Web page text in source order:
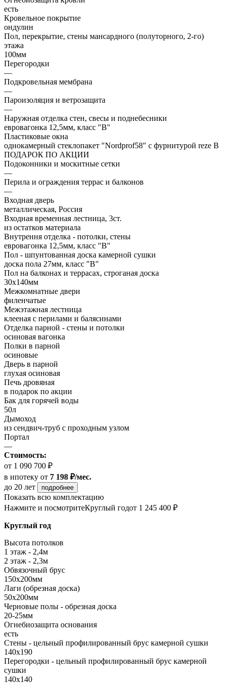
есть
Кровельное покрытие
ондулин
Пол, перекрытие, стены мансардного (полуторного, 2-го)
этажа
100мм
Перегородки
—
Подкровельная мембрана
—
Пароизоляция и ветрозащита
—
Наружная отделка стен, свесы и поднебесники
евровагонка 12,5мм, класс "В"
Пластиковые окна
однокамерный стеклопакет "Nordprof58" с фурнитурой reze В
ПОДАРОК ПО АКЦИИ
Подоконники и москитные сетки
—
Перила и ограждения террас и балконов
—
Входная дверь
металлическая, Россия
Входная временная лестница, 3ст.
из остатков материала
Внутрення отделка - потолки, стены
евровагонка 12,5мм, класс "В"
Пол - шпунтованная доска камерной сушки
доска пола 27мм, класс "B"
Пол на балконах и террасах, строганая доска
30x140мм
Межкомнатные двери
филенчатые
Межэтажная лестница
клееная с перилами и балясинами
Отделка парной - стены и потолки
осиновая вагонка
Полки в парной
осиновые
Дверь в парной
глухая осиновая
Печь дровяная
в подарок по акции
Бак для горячей воды
50л
Дымоход
из сендвич-труб с проходным узлом
Портал
—
Стоимость:
от 1 090 700 ₽
в ипотеку от 7 198 ₽/мес.
до 20 лет
подробнее
Показать всю комплектацию
Нажмите и посмотритеКруглый годот 1 245 400 ₽
Круглый год
Высота потолков
1 этаж - 2,4м
2 этаж - 2,3м
Обвязочный брус
150х200мм
Лаги (обрезная доска)
50х200мм
Черновые полы - обрезная доска
20-25мм
Огнебиозащита основания
есть
Стены - цельный профилированный брус камерной сушки
140х190
Перегородки - цельный профилированный брус камерной
сушки
140х140